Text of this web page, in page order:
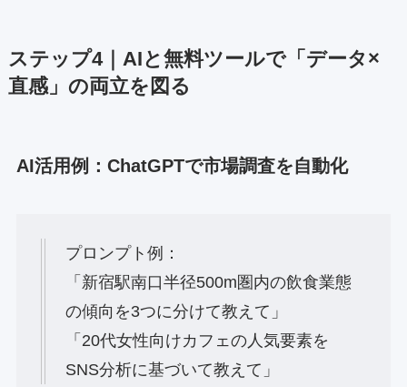
ステップ4｜AIと無料ツールで「データ×
直感」の両立を図る
AI活用例：ChatGPTで市場調査を自動化
プロンプト例：
「新宿駅南口半径500m圏内の飲食業態
の傾向を3つに分けて教えて」
「20代女性向けカフェの人気要素を
SNS分析に基づいて教えて」